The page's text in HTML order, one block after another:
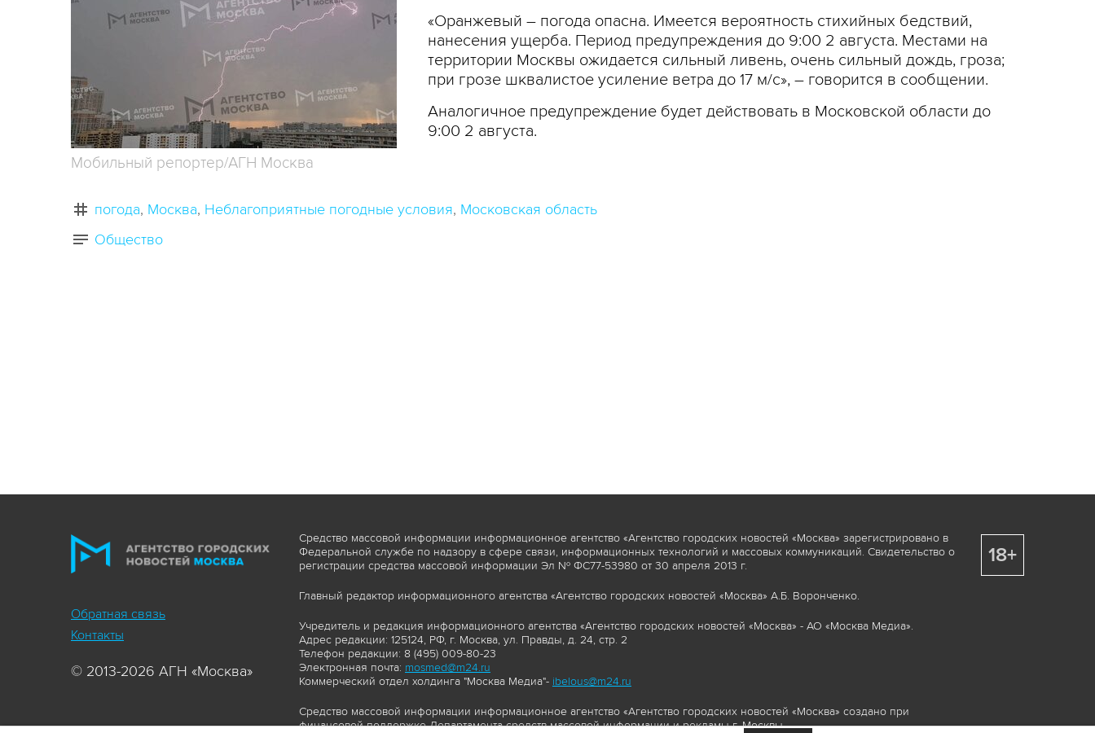
Мобильный репортер/АГН Москва
«Оранжевый – погода опасна. Имеется вероятность стихийных бедствий,
нанесения ущерба. Период предупреждения до 9:00 2 августа. Местами на
территории Москвы ожидается сильный ливень, очень сильный дождь, гроза;
при грозе шквалистое усиление ветра до 17 м/с», – говорится в сообщении.
Аналогичное предупреждение будет действовать в Московской области до
9:00 2 августа.
погода Москва Неблагоприятные погодные условия Московская область
Общество
Обратная связь
Контакты
© 2013-2026 АГН «Москва»
Средство массовой информации информационное агентство «Агентство городских новостей «Москва» зарегистрировано в
Федеральной службе по надзору в сфере связи, информационных технологий и массовых коммуникаций. Свидетельство о
регистрации средства массовой информации Эл № ФС77-53980 от 30 апреля 2013 г.
Главный редактор информационного агентства «Агентство городских новостей «Москва» А.Б. Воронченко.
Учредитель и редакция информационного агентства «Агентство городских новостей «Москва» - АО «Москва Медиа».
Адрес редакции: 125124, РФ, г. Москва, ул. Правды, д. 24, стр. 2
Телефон редакции: 8 (495) 009-80-23
Электронная почта: mosmed@m24.ru
Коммерческий отдел холдинга "Москва Медиа"- ibelous@m24.ru
Средство массовой информации информационное агентство «Агентство городских новостей «Москва» создано при
финансовой поддержке Департамента средств массовой информации и рекламы г. Москвы.
18+